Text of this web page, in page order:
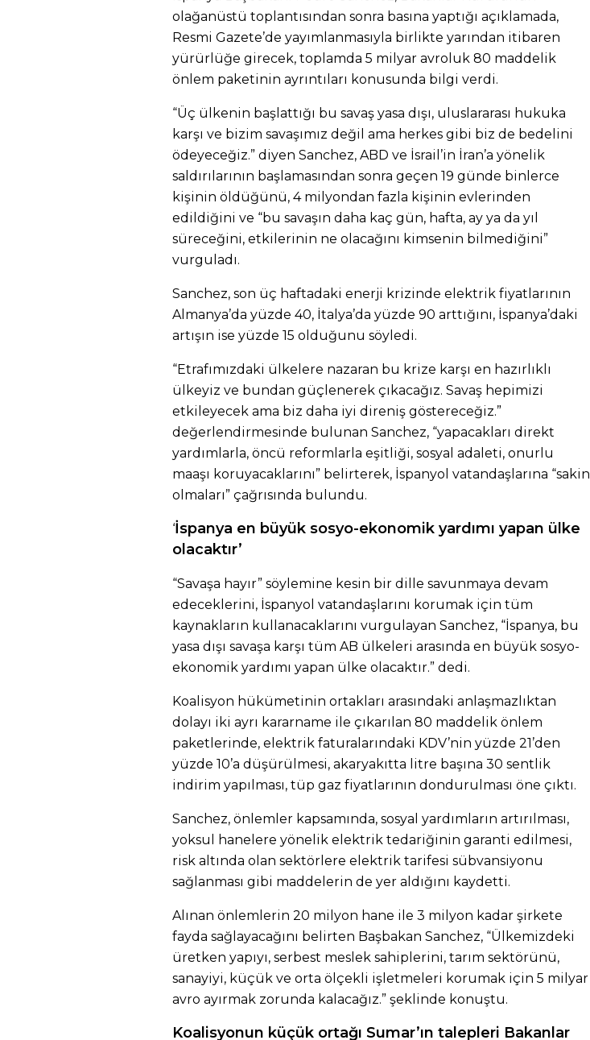
olağanüstü toplantısından sonra basına yaptığı açıklamada,
Resmi Gazete’de yayımlanmasıyla birlikte yarından itibaren
yürürlüğe girecek, toplamda 5 milyar avroluk 80 maddelik
önlem paketinin ayrıntıları konusunda bilgi verdi.
“Üç ülkenin başlattığı bu savaş yasa dışı, uluslararası hukuka
karşı ve bizim savaşımız değil ama herkes gibi biz de bedelini
ödeyeceğiz.” diyen Sanchez, ABD ve İsrail’in İran’a yönelik
saldırılarının başlamasından sonra geçen 19 günde binlerce
kişinin öldüğünü, 4 milyondan fazla kişinin evlerinden
edildiğini ve “bu savaşın daha kaç gün, hafta, ay ya da yıl
süreceğini, etkilerinin ne olacağını kimsenin bilmediğini”
vurguladı.
Sanchez, son üç haftadaki enerji krizinde elektrik fiyatlarının
Almanya’da yüzde 40, İtalya’da yüzde 90 arttığını, İspanya’daki
artışın ise yüzde 15 olduğunu söyledi.
“Etrafımızdaki ülkelere nazaran bu krize karşı en hazırlıklı
ülkeyiz ve bundan güçlenerek çıkacağız. Savaş hepimizi
etkileyecek ama biz daha iyi direniş göstereceğiz.”
değerlendirmesinde bulunan Sanchez, “yapacakları direkt
yardımlarla, öncü reformlarla eşitliği, sosyal adaleti, onurlu
maaşı koruyacaklarını” belirterek, İspanyol vatandaşlarına “sakin
olmaları” çağrısında bulundu.
‘İspanya en büyük sosyo-ekonomik yardımı yapan ülke
olacaktır’
“Savaşa hayır” söylemine kesin bir dille savunmaya devam
edeceklerini, İspanyol vatandaşlarını korumak için tüm
kaynakların kullanacaklarını vurgulayan Sanchez, “İspanya, bu
yasa dışı savaşa karşı tüm AB ülkeleri arasında en büyük sosyo-
ekonomik yardımı yapan ülke olacaktır.” dedi.
Koalisyon hükümetinin ortakları arasındaki anlaşmazlıktan
dolayı iki ayrı kararname ile çıkarılan 80 maddelik önlem
paketlerinde, elektrik faturalarındaki KDV’nin yüzde 21’den
yüzde 10’a düşürülmesi, akaryakıtta litre başına 30 sentlik
indirim yapılması, tüp gaz fiyatlarının dondurulması öne çıktı.
Sanchez, önlemler kapsamında, sosyal yardımların artırılması,
yoksul hanelere yönelik elektrik tedariğinin garanti edilmesi,
risk altında olan sektörlere elektrik tarifesi sübvansiyonu
sağlanması gibi maddelerin de yer aldığını kaydetti.
Alınan önlemlerin 20 milyon hane ile 3 milyon kadar şirkete
fayda sağlayacağını belirten Başbakan Sanchez, “Ülkemizdeki
üretken yapıyı, serbest meslek sahiplerini, tarım sektörünü,
sanayiyi, küçük ve orta ölçekli işletmeleri korumak için 5 milyar
avro ayırmak zorunda kalacağız.” şeklinde konuştu.
Koalisyonun küçük ortağı Sumar’ın talepleri Bakanlar